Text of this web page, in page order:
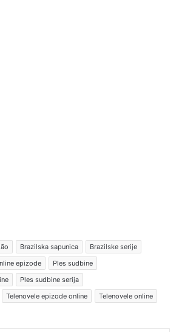
Brazilska sapunica
Brazilske serije
epizode
Ples sudbine
Ples sudbine serija
Telenovele epizode online
Telenovele online